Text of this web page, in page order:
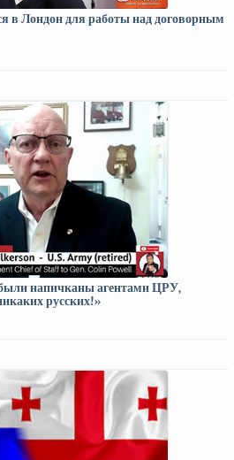
в Лондон для работы над договорным
напичканы агентами ЦРУ,
русских!»